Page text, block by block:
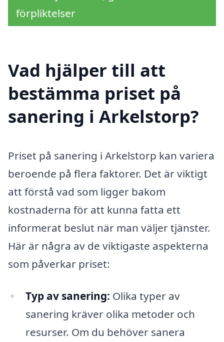
förpliktelser
Vad hjälper till att
bestämma priset på
sanering i Arkelstorp?
Priset på sanering i Arkelstorp kan variera
beroende på flera faktorer. Det är viktigt
att förstå vad som ligger bakom
kostnaderna för att kunna fatta ett
informerat beslut när man väljer tjänster.
Här är några av de viktigaste aspekterna
som påverkar priset:
Typ av sanering: Olika typer av
sanering kräver olika metoder och
resurser. Om du behöver sanera